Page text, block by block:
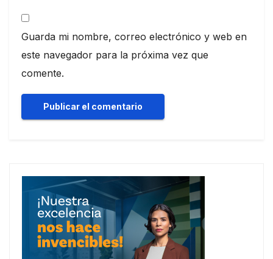
Guarda mi nombre, correo electrónico y web en
este navegador para la próxima vez que
comente.